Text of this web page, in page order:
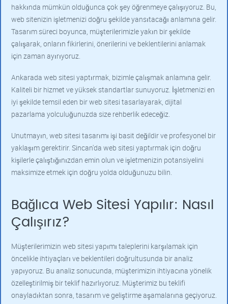
hakkında mümkün olduğunca çok şey öğrenmeye çalışıyoruz. Bu,
web sitenizin işletmenizi doğru şekilde yansıtacağı anlamına gelir.
Tasarım süreci boyunca, müşterilerimizle yakın bir şekilde
çalışarak, onların fikirlerini, önerilerini ve beklentilerini anlamak
için zaman ayırıyoruz.
Ankarada web sitesi yaptırmak, bizimle çalışmak anlamına gelir.
Kaliteli bir hizmet ve yüksek standartlar sunuyoruz. İşletmenizi en
iyi şekilde temsil eden bir web sitesi tasarlayarak, dijital
pazarlama yolculuğunuzda size rehberlik edeceğiz.
Unutmayın, web sitesi tasarımı işi basit değildir ve profesyonel bir
yaklaşım gerektirir. Sincan'da web sitesi yaptırmak için doğru
kişilerle çalıştığınızdan emin olun ve işletmenizin potansiyelini
maksimize etmek için doğru yolda olduğunuzu bilin.
Bağlıca Web Sitesi Yapılır: Nasıl
Çalışırız?
Müşterilerimizin web sitesi yapımı taleplerini karşılamak için
öncelikle ihtiyaçları ve beklentileri doğrultusunda bir analiz
yapıyoruz. Bu analiz sonucunda, müşterimizin ihtiyacına yönelik
özelleştirilmiş bir teklif hazırlıyoruz. Müşterimiz bu teklifi
onayladıktan sonra, tasarım ve geliştirme aşamalarına geçiyoruz.